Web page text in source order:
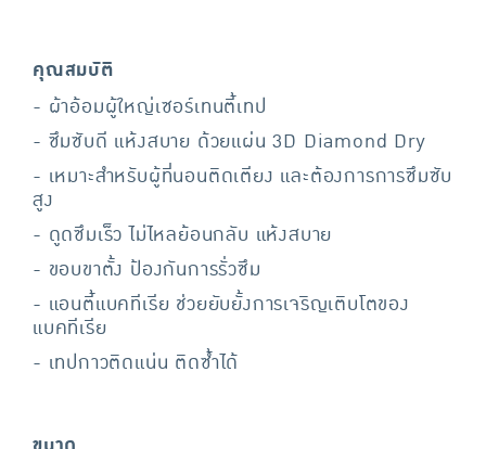
คุณสมบัติ
- ผ้าอ้อมผู้ใหญ่เซอร์เทนตี้เทป
- ซึมซับดี แห้งสบาย ด้วยแผ่น 3D Diamond Dry
- เหมาะสำหรับผู้ที่นอนติดเตียง และต้องการการซึมซับ
สูง
- ดูดซึมเร็ว ไม่ไหลย้อนกลับ แห้งสบาย
- ขอบขาตั้ง ป้องกันการรั่วซึม
- แอนตี้แบคทีเรีย ช่วยยับยั้งการเจริญเติบโตของ
แบคทีเรีย
- เทปกาวติดแน่น ติดซ้ำได้